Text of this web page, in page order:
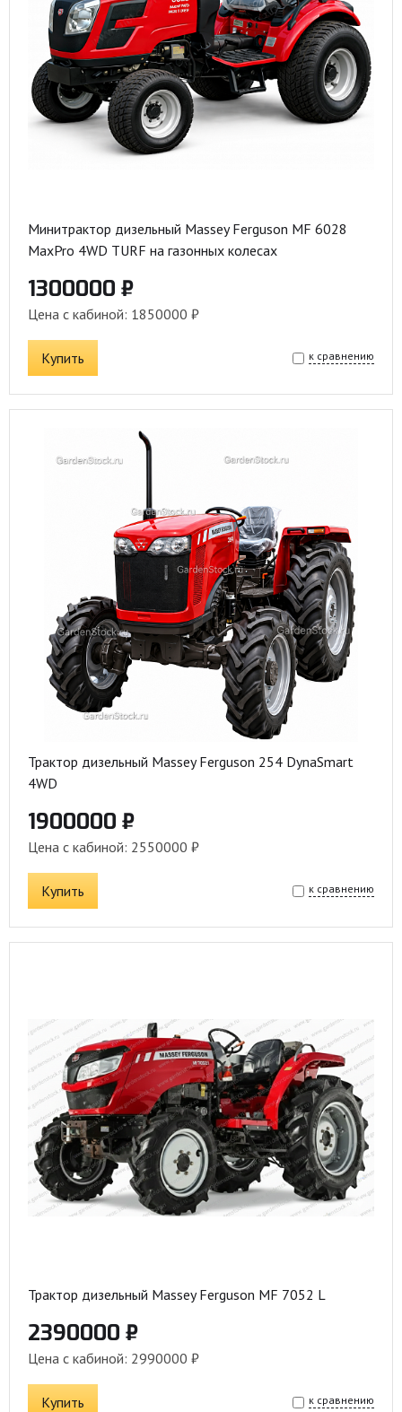
Минитрактор дизельный Massey Ferguson MF 6028
MaxPro 4WD TURF на газонных колесах
1300000 ₽
Цена с кабиной: 1850000 ₽
Купить к сравнению
Трактор дизельный Massey Ferguson 254 DynaSmart
4WD
1900000 ₽
Цена с кабиной: 2550000 ₽
Купить к сравнению
Трактор дизельный Massey Ferguson MF 7052 L
2390000 ₽
Цена с кабиной: 2990000 ₽
Купить к сравнению